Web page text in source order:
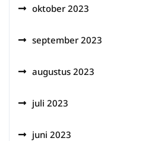
oktober 2023
september 2023
augustus 2023
juli 2023
juni 2023